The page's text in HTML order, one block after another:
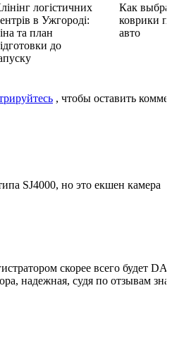
логістичних
в Ужгороді:
та план
до
Как
коврики
авто
, чтобы оставить
SJ4000, но это екшен камера
скорее всего будет
надежная, судя по отзывам